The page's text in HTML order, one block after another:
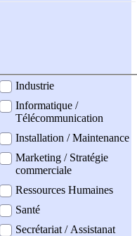
Industrie
Informatique /
Télécommunication
Installation / Maintenance
Marketing / Stratégie
commerciale
Ressources Humaines
Santé
Secrétariat / Assistanat